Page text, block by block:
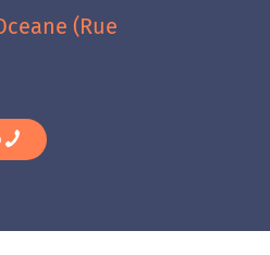
(Rue